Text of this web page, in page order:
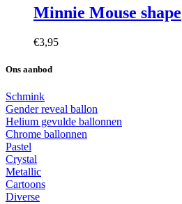
Minnie Mouse shape
€3,95
Ons aanbod
Schmink
Gender reveal ballon
Helium gevulde ballonnen
Chrome ballonnen
Pastel
Crystal
Metallic
Cartoons
Diverse